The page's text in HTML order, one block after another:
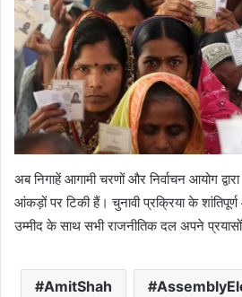
अब निगाहें आगामी चरणों और निर्वाचन आयोग
आंकड़ों पर टिकी हैं। चुनावी प्रक्रिया के
उम्मीद के साथ सभी राजनीतिक दल अपने
AmitShah